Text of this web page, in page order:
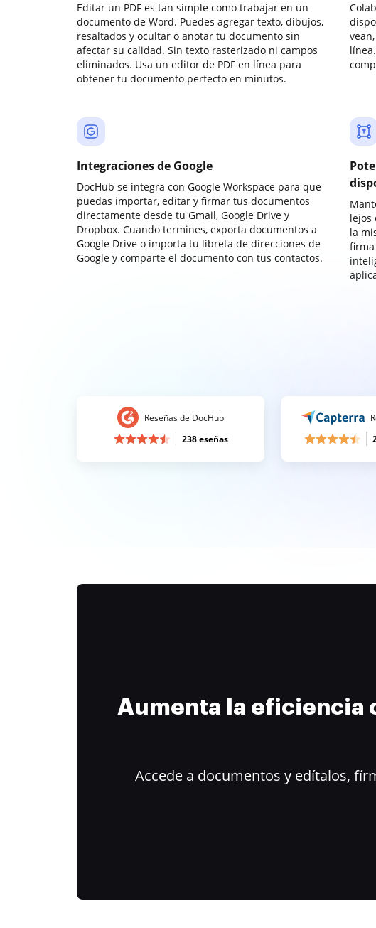
Editar un PDF es tan simple como trabajar en un
documento de Word. Puedes agregar texto, dibujos,
resaltados y ocultar o anotar tu documento sin
afectar su calidad. Sin texto rasterizado ni campos
eliminados. Usa un editor de PDF en línea para
obtener tu documento perfecto en minutos.
Integraciones de Google
DocHub se integra con Google Workspace para que
puedas importar, editar y firmar tus documentos
directamente desde tu Gmail, Google Drive y
Dropbox. Cuando termines, exporta documentos a
Google Drive o importa tu libreta de direcciones de
Google y comparte el documento con tus contactos.
lejos
la
Reseñas de DocHub
238 eseñas
Aumenta la eficiencia
Accede a documentos y edítalos,